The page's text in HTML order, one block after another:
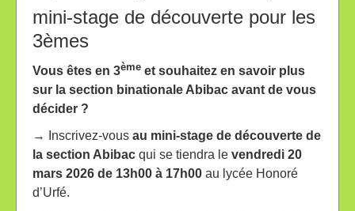
mini-stage de découverte pour les
3èmes
Vous êtes en 3ème et souhaitez en savoir plus
sur la section binationale Abibac avant de vous
décider ?
→ Inscrivez-vous au mini-stage de découverte de
la section Abibac qui se tiendra le vendredi 20
mars 2026 de 13h00 à 17h00 au lycée Honoré
d’Urfé.